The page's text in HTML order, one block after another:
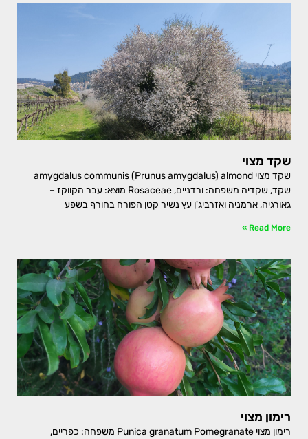
שקד מצוי
שקד, שקדיה משפחה: ורדניים, Rosaceae מוצא: עבר הקווקז –
גאורגיה, ארמניה ואזרביג'ן עץ נשיר קטן הפורח בחורף בשפע
Read More »
רימון מצוי
רימון מצוי Punica granatum Pomegranate משפחה: כפריים,